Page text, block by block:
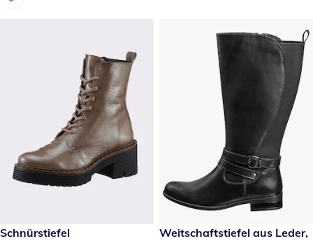
reduzierter Preis 74,99 €, vorheriger Preis: 189,00 €
-60 %
Schnürstiefel reduzierter Preis 64,99 €,
-53 %
Weitschaftstiefel aus Leder,